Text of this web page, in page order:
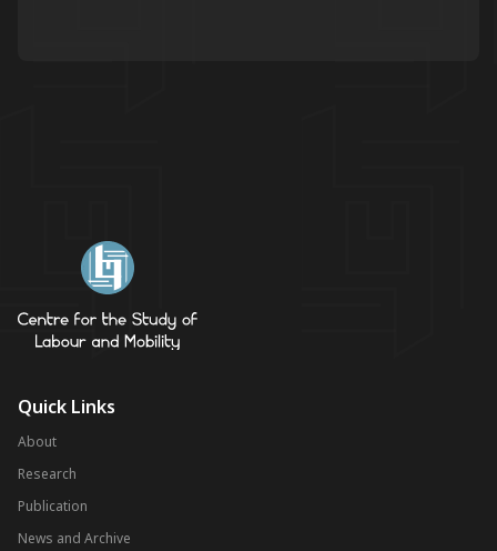
Quick Links
About
Research
Publication
News and Archive